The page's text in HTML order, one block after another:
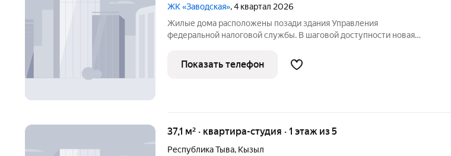
ЖК «Заводская», 4 квартал 2026
Жилые дома расположены позади здания Управления
федеральной налоговой службы. В шаговой доступности новая
также дошкольное учреждение в микрорайоне Монгун. Место
отличается хорошей
Показать телефон
37,1 м² · квартира-студия · 1 этаж из 5
Республика Тыва, Кызыл